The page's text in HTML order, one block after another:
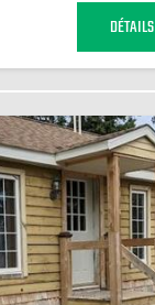
DÉTAILS